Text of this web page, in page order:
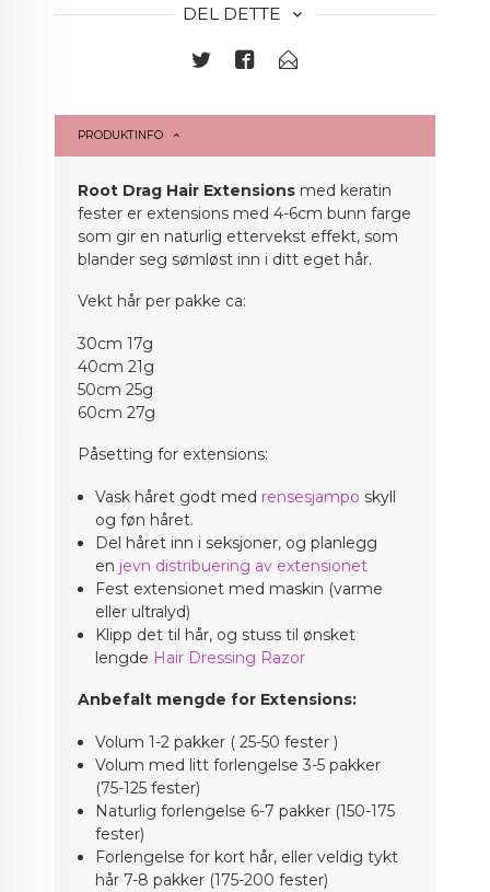
DEL DETTE
PRODUKTINFO
Root Drag Hair Extensions med keratin
fester er extensions med 4-6cm bunn farge
som gir en naturlig ettervekst effekt, som
blander seg sømløst inn i ditt eget hår.
Vekt hår per pakke ca:
30cm 17g
40cm 21g
50cm 25g
60cm 27g
Påsetting for extensions:
Vask håret godt med rensesjampo skyll
og føn håret.
Del håret inn i seksjoner, og planlegg
en jevn distribuering av extensionet
Fest extensionet med maskin (varme
eller ultralyd)
Klipp det til hår, og stuss til ønsket
lengde Hair Dressing Razor
Anbefalt mengde for Extensions:
Volum 1-2 pakker ( 25-50 fester )
Volum med litt forlengelse 3-5 pakker
(75-125 fester)
Naturlig forlengelse 6-7 pakker (150-175
fester)
Forlengelse for kort hår, eller veldig tykt
hår 7-8 pakker (175-200 fester)